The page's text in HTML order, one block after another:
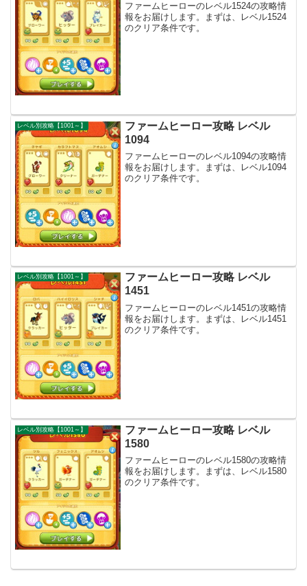
ファームヒーローのレベル1524の攻略情
報をお届けします。まずは、レベル1524
のクリア条件です。
レベル別攻略【1001～】
ファームヒーロー攻略 レベル
1094
ファームヒーローのレベル1094の攻略情
報をお届けします。まずは、レベル1094
のクリア条件です。
レベル別攻略【1001～】
ファームヒーロー攻略 レベル
1451
ファームヒーローのレベル1451の攻略情
報をお届けします。まずは、レベル1451
のクリア条件です。
レベル別攻略【1001～】
ファームヒーロー攻略 レベル
1580
ファームヒーローのレベル1580の攻略情
報をお届けします。まずは、レベル1580
のクリア条件です。